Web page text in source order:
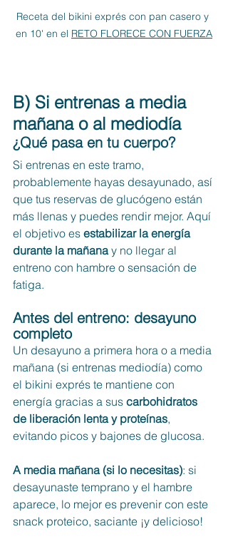
Receta del bikini exprés con pan casero y
en 10' en el RETO FLORECE CON FUERZA
B) Si entrenas a media
mañana o al mediodía
¿Qué pasa en tu cuerpo?
Si entrenas en este tramo,
probablemente hayas desayunado, así
que tus reservas de glucógeno están
más llenas y puedes rendir mejor. Aquí
el objetivo es estabilizar la energía
durante la mañana y no llegar al
entreno con hambre o sensación de
fatiga.
Antes del entreno: desayuno
completo
Un desayuno a primera hora o a media
mañana (si entrenas mediodía) como
el bikini exprés te mantiene con
energía gracias a sus carbohidratos
de liberación lenta y proteínas,
evitando picos y bajones de glucosa.
A media mañana (si lo necesitas): si
desayunaste temprano y el hambre
aparece, lo mejor es prevenir con este
snack proteico, saciante ¡y delicioso!